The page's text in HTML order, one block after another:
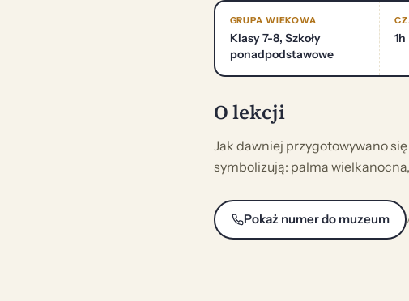
GRUPA WIEKOWA
Klasy 7-8, Szkoły
ponadpodstawowe
1h
O lekcji
Jak dawniej przygotowywano
symbolizują: palma
Pokaż numer do muzeum